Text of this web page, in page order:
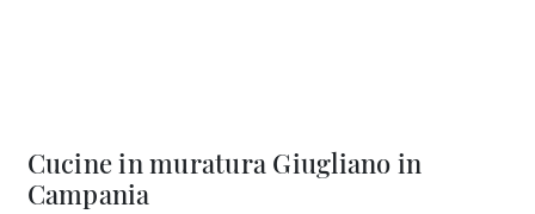
Cucine in muratura Giugliano in
Campania